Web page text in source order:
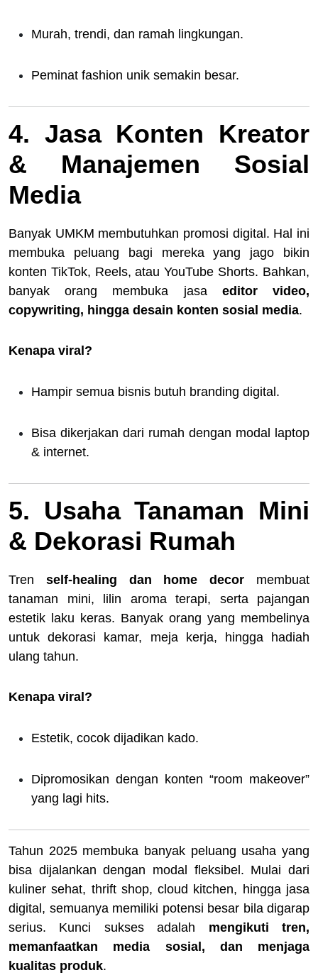
Murah, trendi, dan ramah lingkungan.
Peminat fashion unik semakin besar.
4. Jasa Konten Kreator
& Manajemen Sosial
Media
Banyak UMKM membutuhkan promosi digital. Hal ini
membuka peluang bagi mereka yang jago bikin
konten TikTok, Reels, atau YouTube Shorts. Bahkan,
banyak orang membuka jasa editor video,
copywriting, hingga desain konten sosial media.
Kenapa viral?
Hampir semua bisnis butuh branding digital.
Bisa dikerjakan dari rumah dengan modal laptop
& internet.
5. Usaha Tanaman Mini
& Dekorasi Rumah
Tren self-healing dan home decor membuat
tanaman mini, lilin aroma terapi, serta pajangan
estetik laku keras. Banyak orang yang membelinya
untuk dekorasi kamar, meja kerja, hingga hadiah
ulang tahun.
Kenapa viral?
Estetik, cocok dijadikan kado.
Dipromosikan dengan konten “room makeover”
yang lagi hits.
Tahun 2025 membuka banyak peluang usaha yang
bisa dijalankan dengan modal fleksibel. Mulai dari
kuliner sehat, thrift shop, cloud kitchen, hingga jasa
digital, semuanya memiliki potensi besar bila digarap
serius. Kunci sukses adalah mengikuti tren,
memanfaatkan media sosial, dan menjaga
kualitas produk.